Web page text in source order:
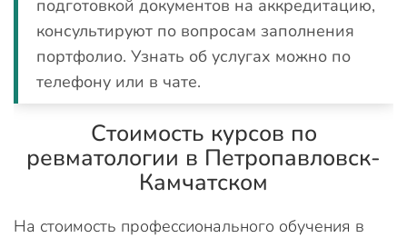
подготовкой документов на аккредитацию,
консультируют по вопросам заполнения
портфолио. Узнать об услугах можно по
телефону или в чате.
Стоимость курсов по
ревматологии в Петропавловск-
Камчатском
На стоимость профессионального обучения в